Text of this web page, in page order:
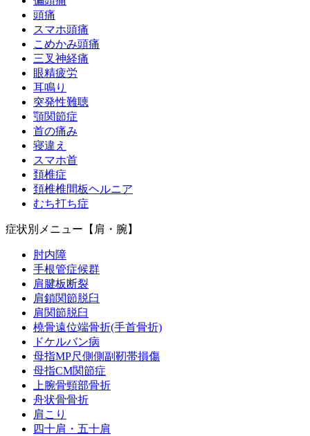
頭痛
スマホ頭痛
こめかみ頭痛
三叉神経痛
眼精疲労
耳鳴り
突発性難聴
顎関節症
首の痛み
寝違え
スマホ首
頚椎症
頚椎椎間板ヘルニア
むち打ち症
症状別メニュー【肩・腕】
肘内障
手根管症候群
肩腱板断裂
肩鎖関節脱臼
肩関節脱臼
橈骨遠位端骨折(手首骨折)
ドケルバン病
母指MP尺側側副靭帯損傷
母指CM関節症
上腕骨頸部骨折
舟状骨骨折
肩こり
四十肩・五十肩